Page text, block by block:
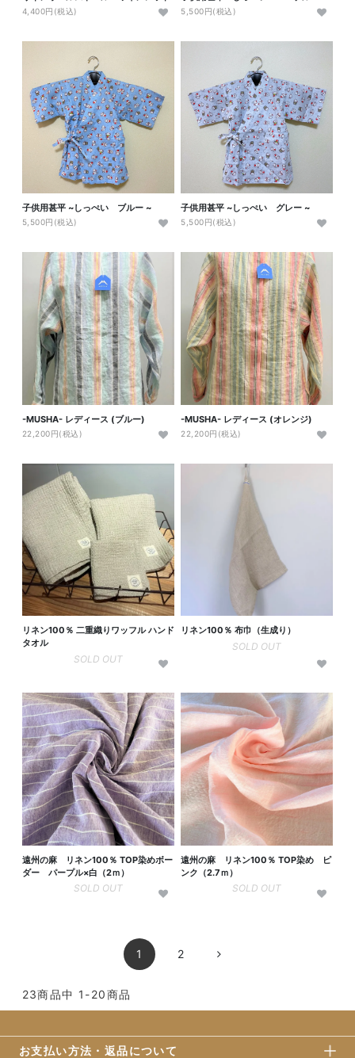
4,400円(税込) 5,500円(税込)
子供用甚平 ~しっぺい ブルー ~
5,500円(税込)
子供用甚平 ~しっぺい グレー ~
5,500円(税込)
-MUSHA- レディース (ブルー)
22,200円(税込)
-MUSHA- レディース (オレンジ)
22,200円(税込)
リネン100％ 二重織りワッフル ハンド
タオル
SOLD OUT
リネン100％ 布巾（生成り）
SOLD OUT
遠州の麻 リネン100％ TOP染めボー
ダー パープル×白（2ｍ）
SOLD OUT
遠州の麻 リネン100％ TOP染め ピ
ンク（2.7ｍ）
SOLD OUT
1 2
23商品中 1-20商品
お支払い方法・返品について